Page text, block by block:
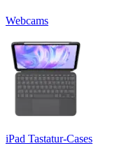
Webcams
iPad Tastatur-Cases